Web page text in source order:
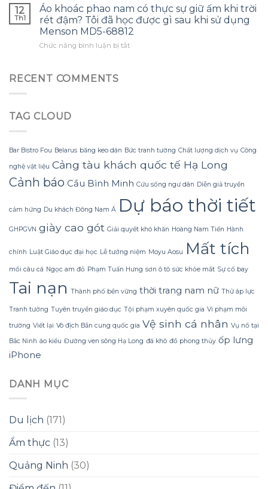
thời
trang?
cho
ngày
mưa?
hợp
cho
người
mới
chơi:
thế
nào
để
chọn
thảm
cuối
của
12
Th1
Áo khoác phao nam có thực sự giữ ấm khi trời
rét đậm? Tôi đã học được gì sau khi sử dụng
Menson MD5-68812
Chức năng bình luận bị tắtở
khi
rét
Tôi
học
được
gì
khi
dụng
MD5-
RECENT COMMENTS
TAG CLOUD
Bar Bistro Fou Belarus băng keo dán Bức tranh tường Chất lượng dịch vụ Công
nghệ vật liệu Cảng tàu khách quốc tế Hạ Long
Cảnh báo Cầu Bình Minh Cứu sống ngư dân Diễn giả truyền
cảm hứng Du khách Đông Nam Á Dự báo thời tiết
GHPGVN giày cao gót Giải quyết khó khăn Hoàng Nam Tiến Hành
chính Luật Giáo dục đại học Lễ tưởng niệm Moyu Aosu Mất tích
mồi câu cá Ngọc am đỏ Phạm Tuấn Hưng sơn ô tô sức khỏe mắt Sự cố bay
Tai nạn Thành phố bền vững thời trang nam nữ Thử áp lực
Tranh tường Tuyên truyền giáo dục Tội phạm xuyên quốc gia Vi phạm môi
trường Viết lại Vô địch Bắn cung quốc gia Vệ sinh cá nhân Vụ nổ tại
Bắc Ninh áo kiểu Đường ven sông Hạ Long đá khô đồ phong thủy ốp lưng
iPhone
DANH MỤC
Du lịch (171)
Ẩm thực (13)
Quảng Ninh (30)